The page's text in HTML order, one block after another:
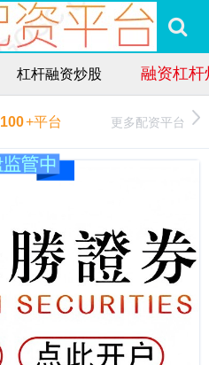
杠杆融资炒股 融资杠杆
100+平台 更多配资平台